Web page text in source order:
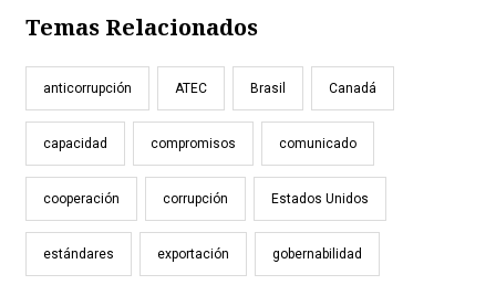
Temas Relacionados
anticorrupción ATEC Brasil Canadá
capacidad compromisos comunicado
cooperación corrupción Estados Unidos
estándares exportación gobernabilidad